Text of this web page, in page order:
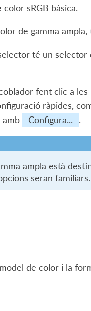
sRGB bàsica.
de gamma ampla,
té un
fent clic a
ràpides,
amb
Configura... .
ampla està
seran familiars.
de color i la